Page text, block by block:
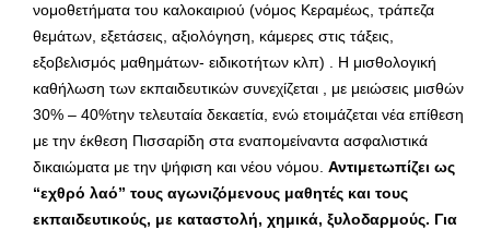
νομοθετήματα του καλοκαιριού (νόμος Κεραμέως, τράπεζα
θεμάτων, εξετάσεις, αξιολόγηση, κάμερες στις τάξεις,
εξοβελισμός μαθημάτων- ειδικοτήτων κλπ) . Η μισθολογική
καθήλωση των εκπαιδευτικών συνεχίζεται , με μειώσεις μισθών
30% – 40%την τελευταία δεκαετία, ενώ ετοιμάζεται νέα επίθεση
με την έκθεση Πισσαρίδη στα εναπομείναντα ασφαλιστικά
δικαιώματα με την ψήφιση και νέου νόμου. Αντιμετωπίζει ως
“εχθρό λαό” τους αγωνιζόμενους μαθητές και τους
εκπαιδευτικούς, με καταστολή, χημικά, ξυλοδαρμούς. Για